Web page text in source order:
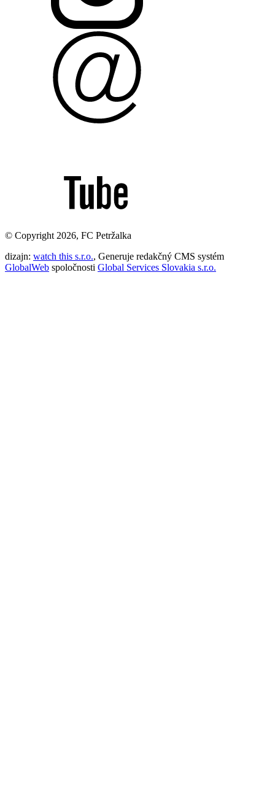
© Copyright 2026, FC Petržalka
dizajn: watch this s.r.o., Generuje redakčný CMS systém
GlobalWeb spoločnosti Global Services Slovakia s.r.o.